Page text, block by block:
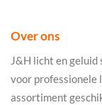
Over ons
J&H licht en
voor professionele
assortiment